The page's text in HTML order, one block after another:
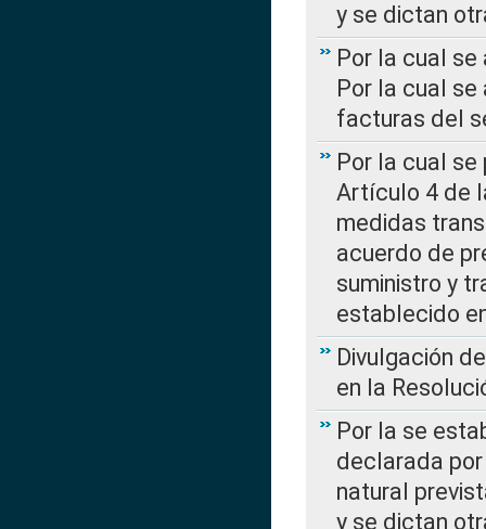
y se dictan
Por la cual se
Por la cual
facturas del
Por la cual
Artículo 4 de
medidas
acuerdo de
suministro y
establecido
Divulgación
en la
Por la se
declarada
natural
y se dictan